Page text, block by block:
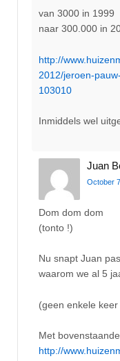
van 3000 in 1999
naar 300.000 in
http://
2012/jeroen-
103010
Inmiddels wel
Juan
October
Dom dom dom
(tonto !)
Nu snapt Juan pas
waarom we al 5
(geen enkele
Met
http://